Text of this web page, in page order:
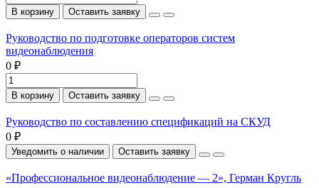
В корзину Оставить заявку
Руководство по подготовке операторов систем
видеонаблюдения
0 ₽
В корзину Оставить заявку
Руководство по составлению спецификаций на СКУД
0 ₽
Уведомить о наличии Оставить заявку
«Профессиональное видеонаблюдение — 2», Герман Кругль